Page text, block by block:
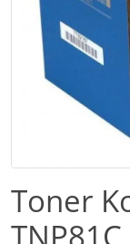
Toner